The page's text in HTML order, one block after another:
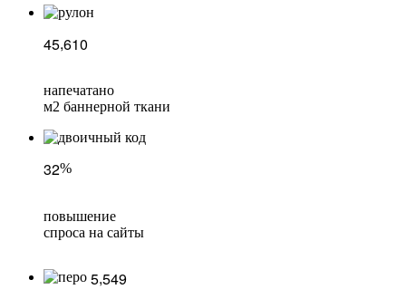
45,610
напечатано
м2 баннерной ткани
32%
повышение
спроса на сайты
5,549